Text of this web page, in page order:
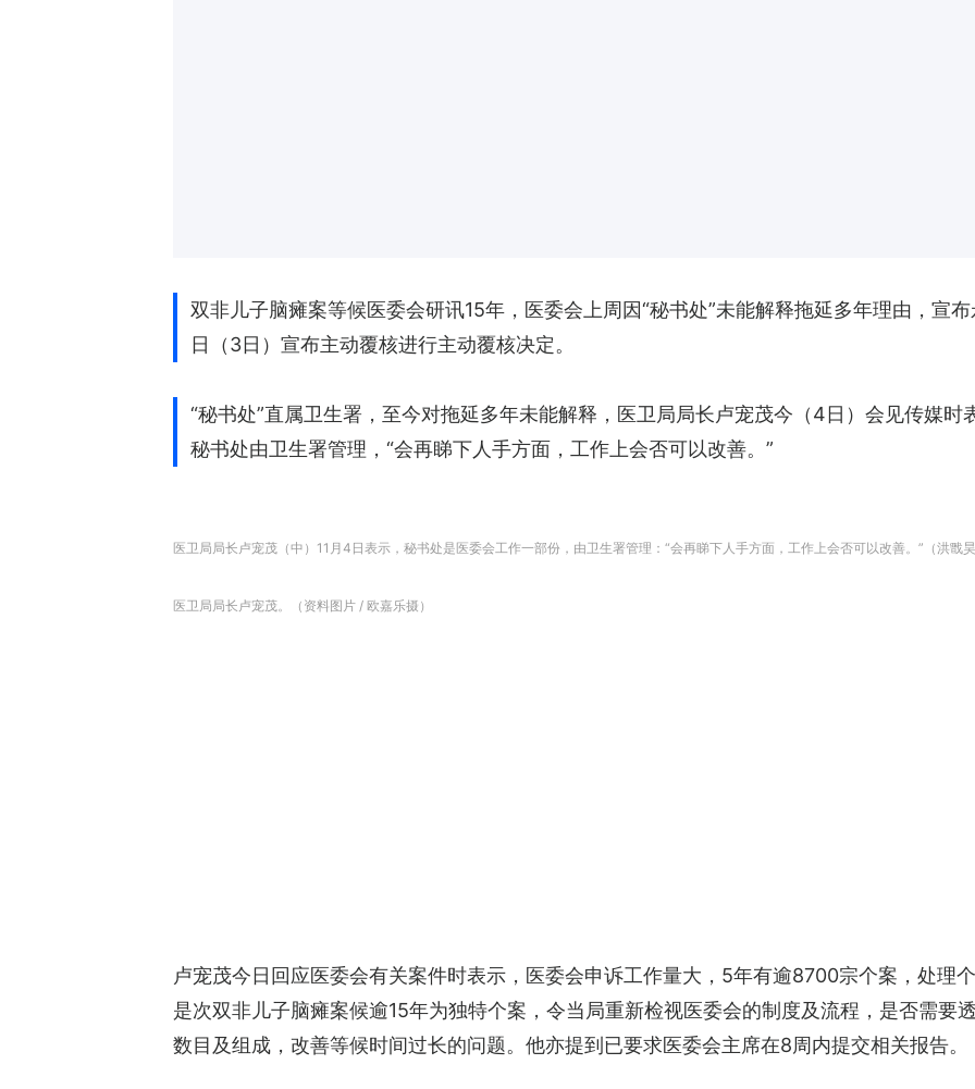
双非儿子脑瘫案等候医委会研讯15年，医委会上周因“秘书处”未能解释拖延多年理由，宣
日（3日）宣布主动覆核进行主动覆核决定。
“秘书处”直属卫生署，至今对拖延多年未能解释，医卫局局长卢宠茂今（4日）会见传媒
秘书处由卫生署管理，“会再睇下人手方面，工作上会否可以改善。”
医卫局局长卢宠茂（中）11月4日表示，秘书处是医委会工作一部份，由卫生署管理：“会再睇下人手方面，工作上会否可以改善。”（洪戬
医卫局局长卢宠茂。（资料图片 / 欧嘉乐摄）
卢宠茂今日回应医委会有关案件时表示，医委会申诉工作量大，5年有逾8700宗个案，处理
是次双非儿子脑瘫案候逾15年为独特个案，令当局重新检视医委会的制度及流程，是否需要
数目及组成，改善等候时间过长的问题。他亦提到已要求医委会主席在8周内提交相关报告。